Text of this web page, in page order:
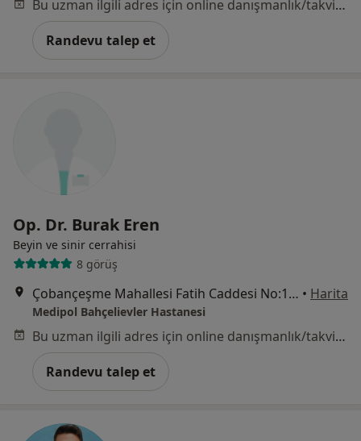
Bu uzman ilgili adres için online danışmanlık/takvim sunmuyor.
Randevu talep et
Op. Dr. Burak Eren
Beyin ve sinir cerrahisi
8 görüş
Çobançeşme Mahallesi Fatih Caddesi No:1/8, Bahçelievler • Harita
Medipol Bahçelievler Hastanesi
Bu uzman ilgili adres için online danışmanlık/takvim sunmuyor.
Randevu talep et